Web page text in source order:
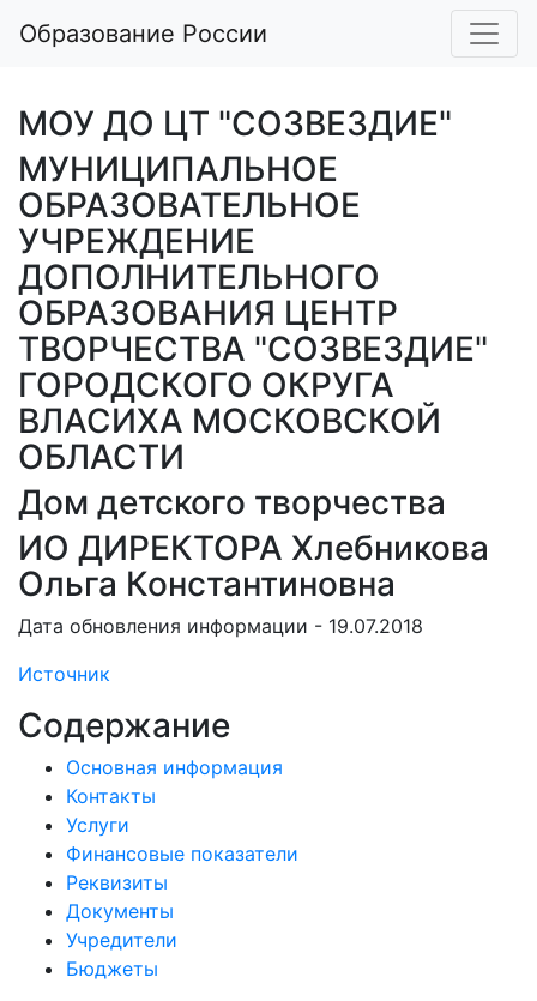
Образование России
МОУ ДО ЦТ "СОЗВЕЗДИЕ"
МУНИЦИПАЛЬНОЕ
ОБРАЗОВАТЕЛЬНОЕ
УЧРЕЖДЕНИЕ
ДОПОЛНИТЕЛЬНОГО
ОБРАЗОВАНИЯ ЦЕНТР
ТВОРЧЕСТВА "СОЗВЕЗДИЕ"
ГОРОДСКОГО ОКРУГА
ВЛАСИХА МОСКОВСКОЙ
ОБЛАСТИ
Дом детского творчества
ИО ДИРЕКТОРА Хлебникова
Ольга Константиновна
Дата обновления информации - 19.07.2018
Источник
Содержание
Основная информация
Контакты
Услуги
Финансовые показатели
Реквизиты
Документы
Учредители
Бюджеты